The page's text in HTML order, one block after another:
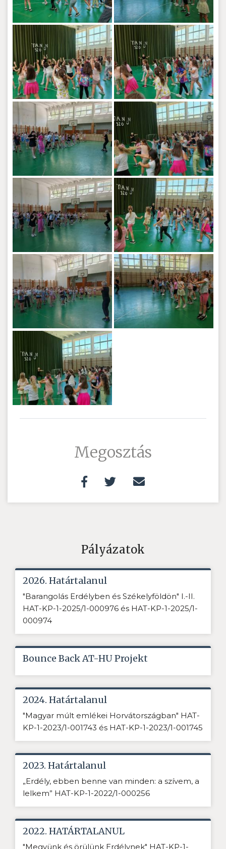
Megosztás
Pályázatok
2026. Határtalanul
"Barangolás Erdélyben és Székelyföldön" I.-II.
HAT-KP-1-2025/1-000976 és HAT-KP-1-2025/1-
000974
Bounce Back AT-HU Projekt
2024. Határtalanul
"Magyar múlt emlékei Horvátországban" HAT-
KP-1-2023/1-001743 és HAT-KP-1-2023/1-001745
2023. Határtalanul
„Erdély, ebben benne van minden: a szívem, a
lelkem” HAT-KP-1-2022/1-000256
2022. HATÁRTALANUL
"Megyünk és örülünk Erdélynek" HAT-KP-1-